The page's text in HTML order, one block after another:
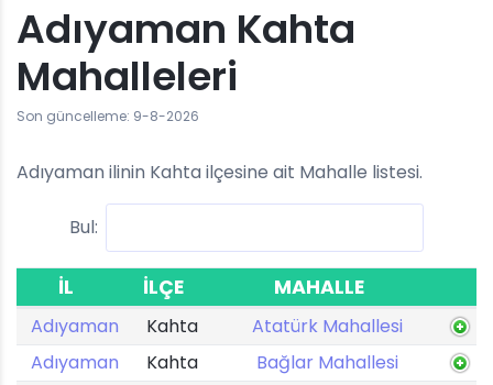
Adıyaman Kahta
Mahalleleri
Son güncelleme: 9-8-2026
Adıyaman ilinin Kahta ilçesine ait Mahalle listesi.
Bul:
İL İLÇE MAHALLE
Adıyaman Kahta
Atatürk Mahallesi
Adıyaman
Kahta
Bağlar Mahallesi